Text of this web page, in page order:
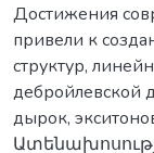
Достижения
привели к
структур,
дебройлевской
дырок,